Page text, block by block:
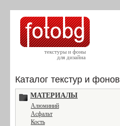
текстуры и фоны
для дизайна
Каталог текстур и фонов
МАТЕРИАЛЫ
Алюминий
Асфальт
Кость